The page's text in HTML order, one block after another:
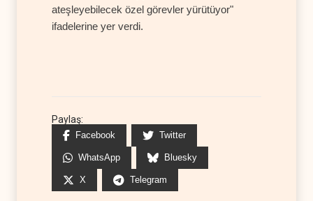
ateşleyebilecek özel görevler yürütüyor"
ifadelerine yer verdi.
Paylaş:
Facebook Twitter
WhatsApp Bluesky
X Telegram